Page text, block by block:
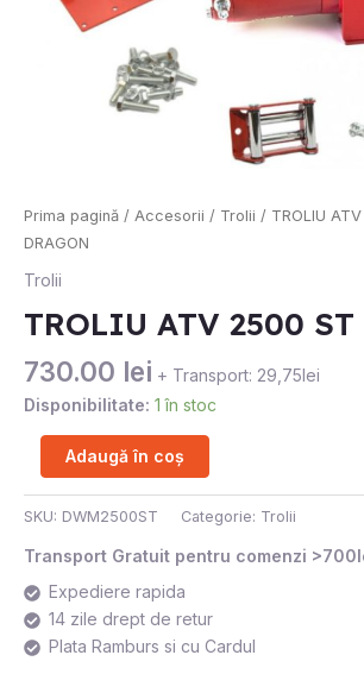
Prima pagină / Accesorii / Trolii / TROLIU
DRAGON
Trolii
TROLIU ATV 2500 ST
730.00 lei + Transport: 29,75lei
Disponibilitate: 1 în stoc
Cantitate
TROLIU
ATV
ST
Adaugă în coș
SKU: DWM2500ST Categorie: Trolii
Transport Gratuit pentru comenzi
Expediere rapida
14 zile drept de retur
Plata Ramburs si cu Cardul